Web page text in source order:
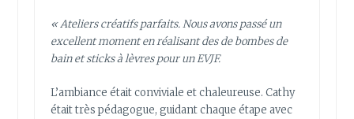
« Ateliers créatifs parfaits. Nous avons passé un
excellent moment en réalisant des de bombes de
bain et sticks à lèvres pour un EVJF.
L’ambiance était conviviale et chaleureuse. Cathy
était très pédagogue, guidant chaque étape avec